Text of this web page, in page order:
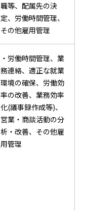
職等、配属先の決
定、労働時間管理、
その他雇用管理
・労働時間管理、業
務連絡、適正な就業
環境の確保、労働効
率の改善、業務効率
化(議事録作成等)、
営業・商談活動の分
析・改善、その他雇
用管理